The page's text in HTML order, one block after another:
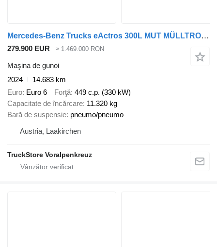
Mercedes-Benz Trucks eActros 300L MUT MÜLLTROMMEL 6x2/4
279.900 EUR ≈ 1.469.000 RON
Maşina de gunoi
2024
14.683 km
Euro Euro 6 Forţă 449 c.p. (330 kW)
Capacitate de încărcare 11.320 kg
Bară de suspensie pneumo/pneumo
Austria, Laakirchen
TruckStore Voralpenkreuz